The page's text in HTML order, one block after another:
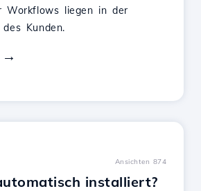
Workflows liegen in der
Kunden.
Ansichten 874
installiert?